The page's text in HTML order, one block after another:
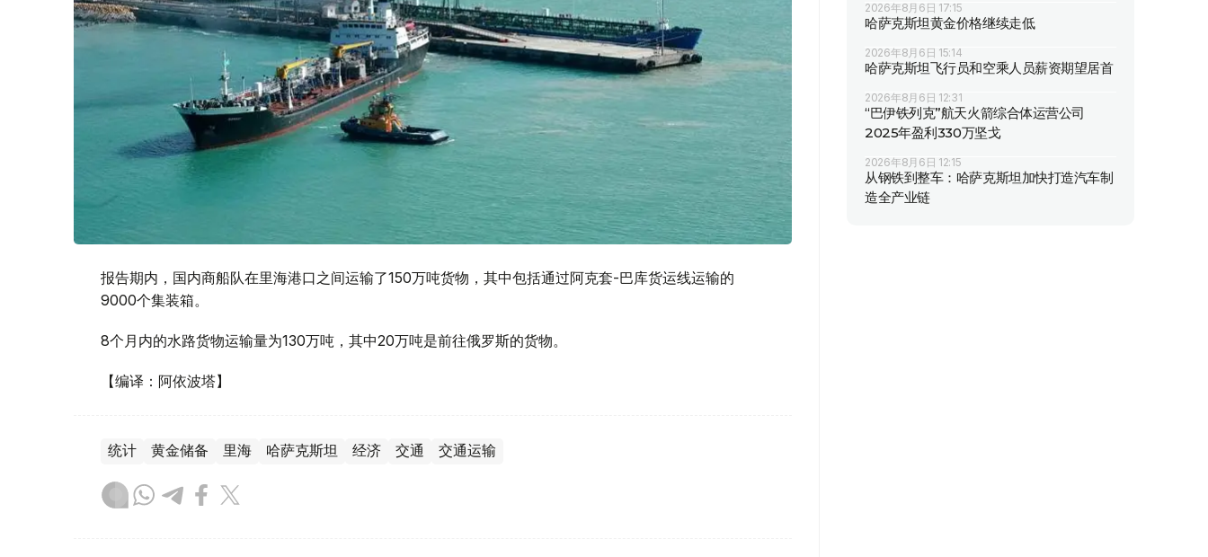
报告期内，国内商船队在里海港口之间运输了150万吨货物，其中包括通过阿克套-巴库货运线运输的
9000个集装箱。
8个月内的水路货物运输量为130万吨，其中20万吨是前往俄罗斯的货物。
【编译：阿依波塔】
统计 黄金储备 里海 哈萨克斯坦 经济 交通 交通运输
2026年8月6日 17:15
哈萨克斯坦黄金价格继续走低
2026年8月6日 15:14
哈萨克斯坦飞行员和空乘人员薪资期望居首
2026年8月6日 12:31
“巴伊铁列克”航天火箭综合体运营公司
2025年盈利330万坚戈
2026年8月6日 12:15
从钢铁到整车：哈萨克斯坦加快打造汽车制
造全产业链